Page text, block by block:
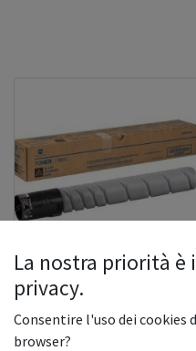
TN-328K Toner bizhub
C360i/C300i/C250i durata
28.000 pag.
La nostra priorità
privacy.
Consentire l'uso dei cookies
browser?